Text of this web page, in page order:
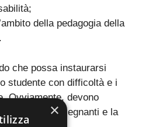
della pedagogia della
che possa instaurarsi
studente con difficoltà e i
Ovviamente, devono
resto degli insegnanti e la
×